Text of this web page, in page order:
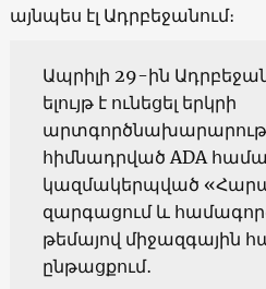
այնպես էլ Ադրբեջանում։
Ապրիլի 29-ին
ելույթ է ունեցել երկրի
հիմնադրված ADA
կազմակերպված
զարգացում և
թեմայով միջազգային
ընթացքում․